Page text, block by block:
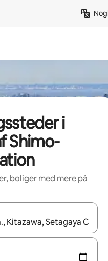
i
Shimo-
boliger med mere på
skal du navigere